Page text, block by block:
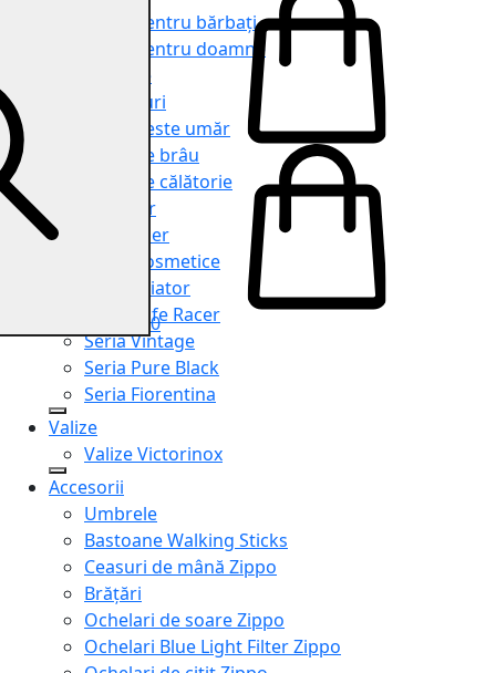
Genți pentru bărbați
Genți pentru doamne
Serviete
Rucsacuri
Genți peste umăr
Genți de brâu
Genți de călătorie
Shopper
Organiser
Truse cosmetice
Seria Aviator
Seria Cafe Racer
Seria Vintage
Seria Pure Black
Seria Fiorentina
Valize
Valize Victorinox
Accesorii
Umbrele
Bastoane Walking Sticks
Ceasuri de mână Zippo
Brățări
Ochelari de soare Zippo
Ochelari Blue Light Filter Zippo
0